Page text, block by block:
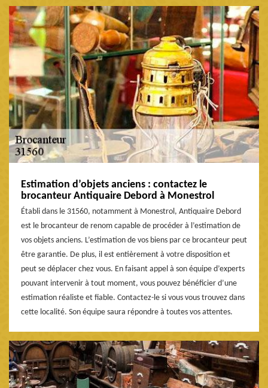
Estimation d’objets anciens : contactez le
brocanteur Antiquaire Debord à Monestrol
Établi dans le 31560, notamment à Monestrol, Antiquaire Debord
est le brocanteur de renom capable de procéder à l’estimation de
vos objets anciens. L’estimation de vos biens par ce brocanteur peut
être garantie. De plus, il est entièrement à votre disposition et
peut se déplacer chez vous. En faisant appel à son équipe d’experts
pouvant intervenir à tout moment, vous pouvez bénéficier d’une
estimation réaliste et fiable. Contactez-le si vous vous trouvez dans
cette localité. Son équipe saura répondre à toutes vos attentes.